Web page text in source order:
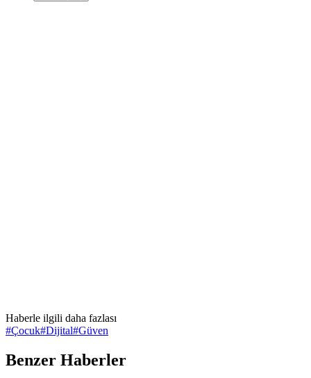
Haberle ilgili daha fazlası
#Çocuk#Dijital#Güven
Benzer Haberler